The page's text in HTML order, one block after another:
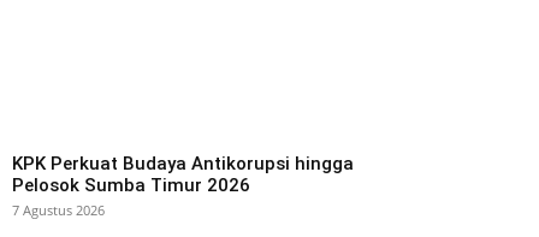
KPK Perkuat Budaya Antikorupsi hingga
Pelosok Sumba Timur 2026
7 Agustus 2026